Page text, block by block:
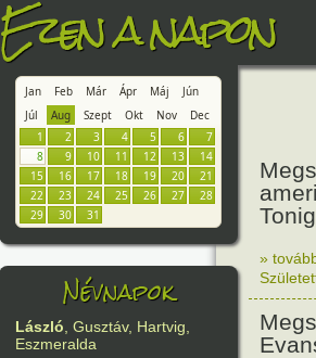
Ezen a napon
Jan Feb Már Ápr Máj
Jún
Júl
Aug Szept Okt Nov
Dec
1
2 3 4 5 6
7
8
9 10 11 12 13
14
15
16 17 18 19 20
21
22
23 24 25 26 27
28
29
30 31
Névnapok
László, Gusztáv, Hartvig,
Eszmeralda
»